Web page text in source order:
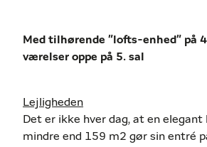
Med tilhørende "lofts-enhed" på
værelser oppe på 5. sal
Lejligheden
Det er ikke hver dag, at en
mindre end 159 m2 gør sin entré